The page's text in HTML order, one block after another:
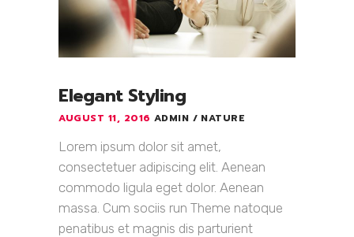
Elegant Styling
AUGUST 11, 2016 ADMIN NATURE
Lorem ipsum dolor sit amet,
consectetuer adipiscing elit. Aenean
commodo ligula eget dolor. Aenean
massa. Cum sociis run Theme natoque
penatibus et magnis dis parturient